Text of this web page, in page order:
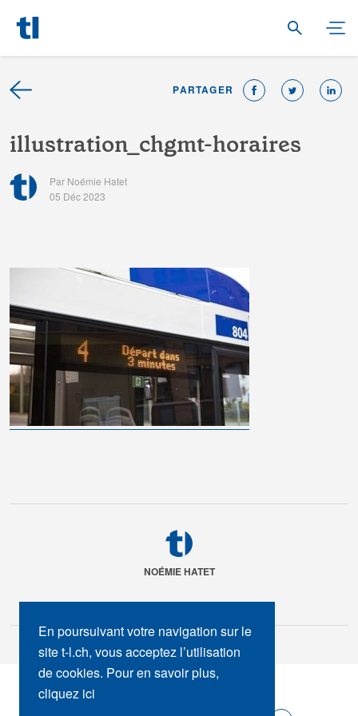
PARTAGER
illustration chgmt-horaires
Par Noémie Hatet
05 Déc 2023
NOÉMIE HATET
En poursuivant votre navigation sur le
site t-l.ch, vous acceptez l’utilisation
de cookies. Pour en savoir plus,
cliquez ici